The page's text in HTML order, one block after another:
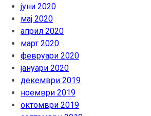
јуни 2020
мај 2020
април 2020
март 2020
февруари 2020
јануари 2020
декември 2019
ноември 2019
октомври 2019